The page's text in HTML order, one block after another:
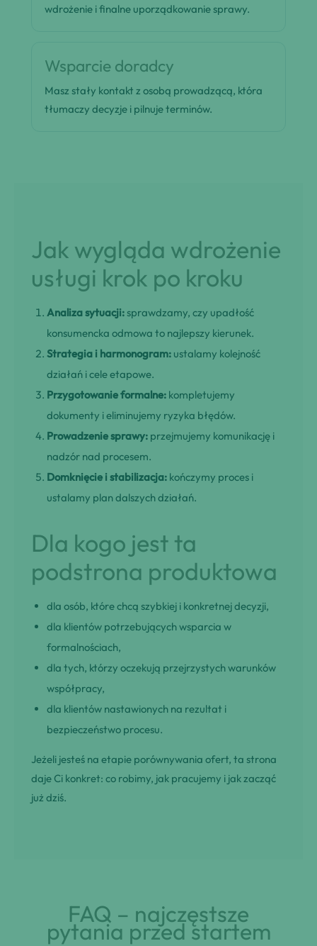
wdrożenie i finalne uporządkowanie sprawy.
Wsparcie doradcy
Masz stały kontakt z osobą prowadzącą, która
tłumaczy decyzje i pilnuje terminów.
Jak wygląda wdrożenie
usługi krok po kroku
Analiza sytuacji: sprawdzamy, czy upadłość
konsumencka odmowa to najlepszy kierunek.
Strategia i harmonogram: ustalamy kolejność
działań i cele etapowe.
Przygotowanie formalne: kompletujemy
dokumenty i eliminujemy ryzyka błędów.
Prowadzenie sprawy: przejmujemy komunikację i
nadzór nad procesem.
Domknięcie i stabilizacja: kończymy proces i
ustalamy plan dalszych działań.
Dla kogo jest ta
podstrona produktowa
dla osób, które chcą szybkiej i konkretnej decyzji,
dla klientów potrzebujących wsparcia w
formalnościach,
dla tych, którzy oczekują przejrzystych warunków
współpracy,
dla klientów nastawionych na rezultat i
bezpieczeństwo procesu.
Jeżeli jesteś na etapie porównywania ofert, ta strona
daje Ci konkret: co robimy, jak pracujemy i jak zacząć
już dziś.
FAQ – najczęstsze
pytania przed startem